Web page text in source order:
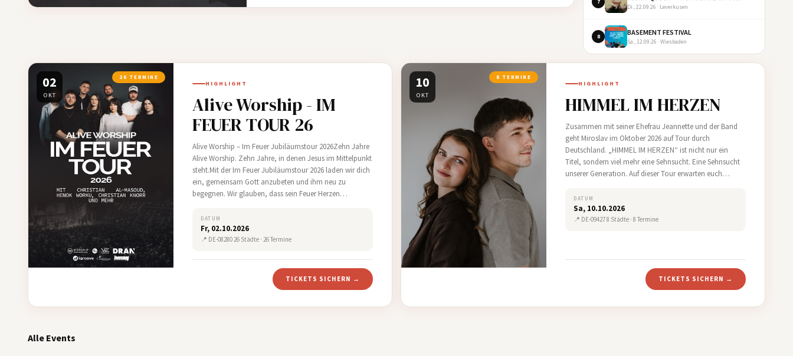
7
Di., 22.09.26 · Leverkusen
8 BASEMENT FESTIVAL
Sa., 12.09.26 · Wiesbaden
02
OKT
26 TERMINE
HIGHLIGHT
Alive Worship - IM
FEUER TOUR 26
Alive Worship – Im Feuer Jubiläumstour 2026Zehn Jahre
Alive Worship. Zehn Jahre, in denen Jesus im Mittelpunkt
steht.Mit der Im Feuer Jubiläumstour 2026 laden wir dich
ein, gemeinsam Gott anzubeten und ihm neu zu
begegnen. Wir glauben, dass sein Feuer Herzen
s…DATUM
Fr, 02.10.2026
📍 DE-08280 26 Städte · 26 Termine
TICKETS SICHERN →
10
OKT
8 TERMINE
HIGHLIGHT
HIMMEL IM HERZEN
Zusammen mit seiner Ehefrau Jeannette und der Band
geht Miroslav im Oktober 2026 auf Tour durch
Deutschland. „HIMMEL IM HERZEN“ ist nicht nur ein
Titel, sondern viel mehr eine Sehnsucht. Eine Sehnsucht
unserer Generation. Auf dieser Tour erwarten euch
Liedern,…
DATUM
Sa, 10.10.2026
📍 DE-09427 8 Städte · 8 Termine
TICKETS SICHERN →
Alle Events